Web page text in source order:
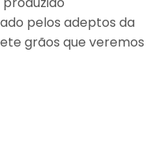
pelos adeptos da
grãos que veremos